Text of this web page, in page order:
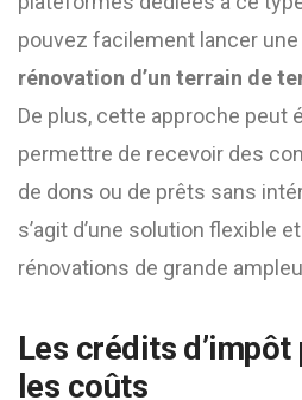
pouvez facilement lancer
rénovation d’un terrain de
De plus, cette approche peut
permettre de recevoir des
de dons ou de prêts sans
s’agit d’une solution flexible
rénovations de grande
Les crédits
les coûts